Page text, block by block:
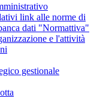
link alle norme di
dati "Normattiva"
e l'attività
gestionale